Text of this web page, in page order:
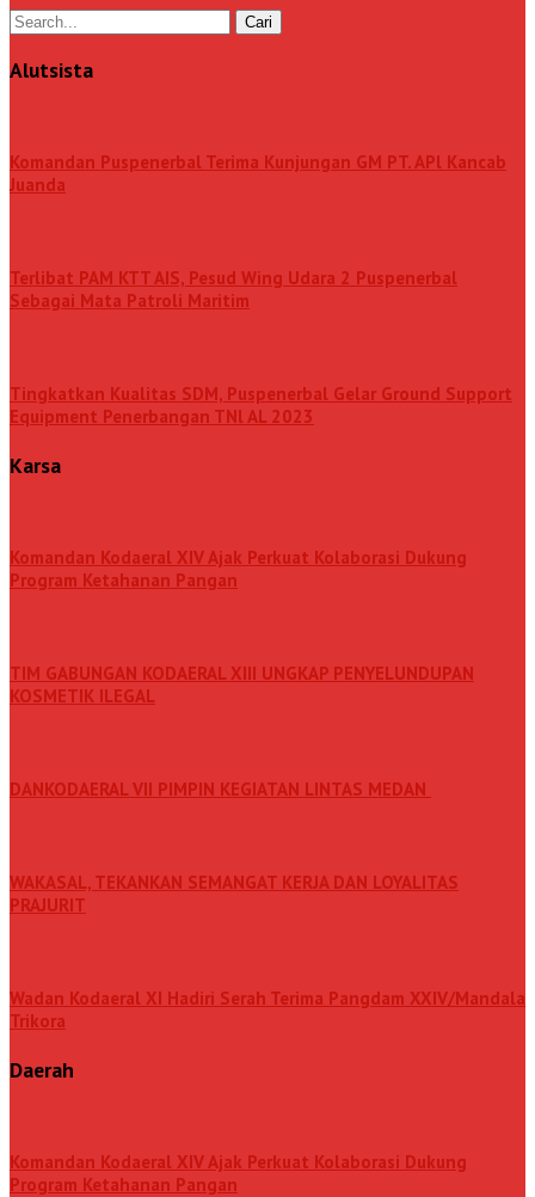
Alutsista
Komandan Puspenerbal Terima Kunjungan GM PT. APl Kancab
Juanda
Terlibat PAM KTT AIS, Pesud Wing Udara 2 Puspenerbal
Sebagai Mata Patroli Maritim
Tingkatkan Kualitas SDM, Puspenerbal Gelar Ground Support
Equipment Penerbangan TNl AL 2023
Karsa
Komandan Kodaeral XIV Ajak Perkuat Kolaborasi Dukung
Program Ketahanan Pangan
TIM GABUNGAN KODAERAL XIII UNGKAP PENYELUNDUPAN
KOSMETIK ILEGAL
DANKODAERAL VII PIMPIN KEGIATAN LINTAS MEDAN
WAKASAL, TEKANKAN SEMANGAT KERJA DAN LOYALITAS
PRAJURIT
Wadan Kodaeral XI Hadiri Serah Terima Pangdam XXIV/Mandala
Trikora
Daerah
Komandan Kodaeral XIV Ajak Perkuat Kolaborasi Dukung
Program Ketahanan Pangan